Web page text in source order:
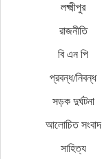
লক্ষ্মীপুর
রাজনীতি
বি এন পি
প্রবন্ধ/নিবন্ধ
সড়ক দুর্ঘটনা
আলোচিত সংবাদ
সাহিত্য